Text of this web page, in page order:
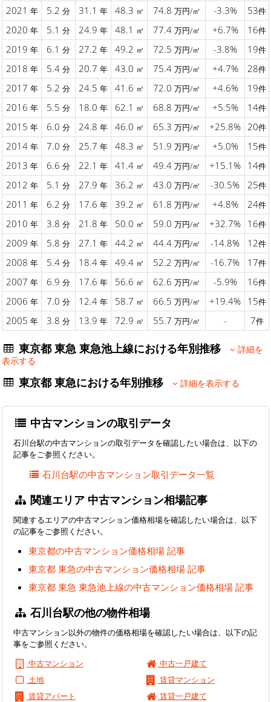
2021 年 5.2 分 31.1 年 48.3 ㎡ 74.8 万円/㎡ -3.3% 53件
2020 年 5.1 分 24.9 年 48.1 ㎡ 77.4 万円/㎡ +6.7% 16件
2019 年 6.1 分 27.2 年 49.2 ㎡ 72.5 万円/㎡ -3.8% 19件
2018 年 5.4 分 20.7 年 43.0 ㎡ 75.4 万円/㎡ +4.7% 28件
2017 年 5.2 分 24.5 年 41.6 ㎡ 72.0 万円/㎡ +4.6% 19件
2016 年 5.5 分 18.0 年 62.1 ㎡ 68.8 万円/㎡ +5.5% 14件
2015 年 6.0 分 24.8 年 46.0 ㎡ 65.3 万円/㎡ +25.8% 20件
2014 年 7.0 分 25.7 年 48.3 ㎡ 51.9 万円/㎡ +5.0% 15件
2013 年 6.6 分 22.1 年 41.4 ㎡ 49.4 万円/㎡ +15.1% 14件
2012 年 5.1 分 27.9 年 36.2 ㎡ 43.0 万円/㎡ -30.5% 25件
2011 年 6.2 分 17.6 年 39.2 ㎡ 61.8 万円/㎡ +4.8% 24件
2010 年 3.8 分 21.8 年 50.0 ㎡ 59.0 万円/㎡ +32.7% 16件
2009 年 5.8 分 27.1 年 44.2 ㎡ 44.4 万円/㎡ -14.8% 12件
2008 年 5.4 分 18.4 年 49.4 ㎡ 52.2 万円/㎡ -16.7% 17件
2007 年 6.9 分 17.6 年 56.6 ㎡ 62.6 万円/㎡ -5.9% 16件
2006 年 7.0 分 12.4 年 58.7 ㎡ 66.5 万円/㎡ +19.4% 15件
2005 年 3.8 分 13.9 年 72.9 ㎡ 55.7 万円/㎡ - 7件
東京都 東急 東急池上線における年別推移
詳細を
表示する
東京都 東急における年別推移 詳細を表示する
中古マンションの取引データ
石川台駅の中古マンションの取引データを確認したい場合は、以下の
記事をご参照ください。
石川台駅の中古マンション取引データ一覧
関連エリア 中古マンション相場記事
関連するエリアの中古マンション価格相場を確認したい場合は、以下
の記事をご参照ください。
東京都の中古マンション価格相場 記事
東京都 東急の中古マンション価格相場 記事
東京都 東急 東急池上線の中古マンション価格相場 記事
石川台駅の他の物件相場
中古マンション以外の物件の価格相場を確認したい場合は、以下の記
事をご参照ください。
中古マンション
中古一戸建て
土地
賃貸マンション
賃貸アパート
賃貸一戸建て